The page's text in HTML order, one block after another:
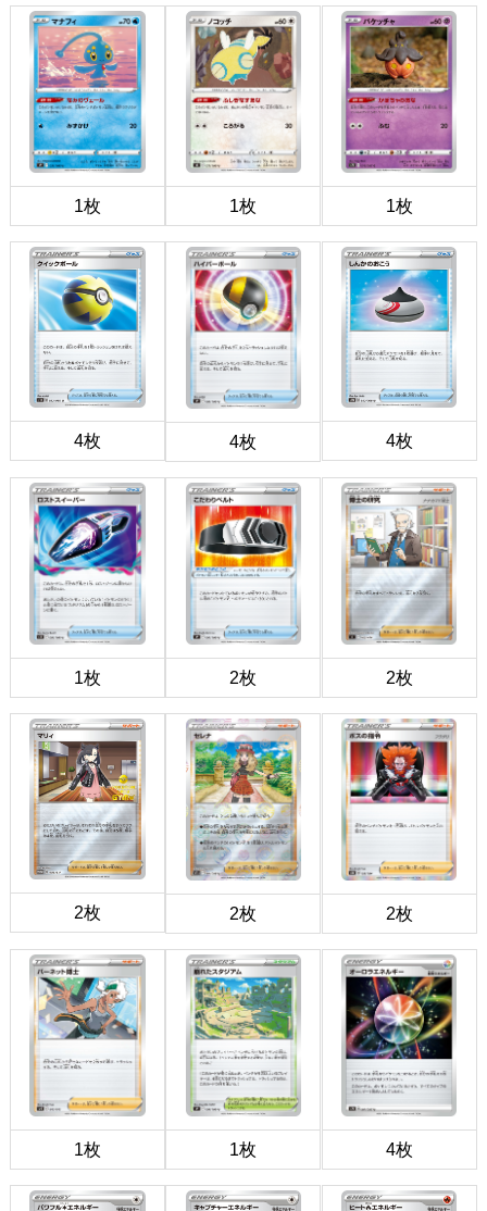
1枚 1枚 1枚
4枚 4枚 4枚
1枚 2枚 2枚
2枚 2枚 2枚
1枚 1枚 4枚